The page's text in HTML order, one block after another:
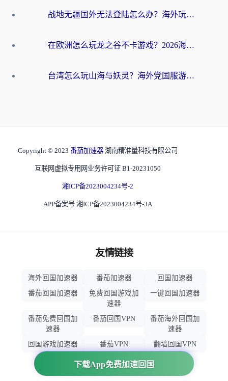
战地无疆国外无法登陆怎么办？海外玩家国服畅玩终极指南（附欧服魔兽EVE加速方案）
在欧洲怎么玩龙之谷不卡游戏？2026海外党国服游戏加速全攻略
台湾怎么玩山海与妖灵？海外党国服游戏加速全攻略，告别延迟卡顿
下载App免费加速回国
Copyright © 2023 番茄加速器 湖南精准量科技有限公司
互联网虚拟专用网业务许可证 B1-20231050
湘ICP备2023004234号-2
APP备案号 湘ICP备2023004234号-3A
友情链接
海外回国加速器 番茄加速器
回国加速器
番茄回国加速器
免费回国游戏加
速器
一键回国加速器
番茄免费回国加
速器
番茄回国VPN
番茄海外回国加
速器
回国游戏加速器
番茄VPN
翻墙回国VPN
归雁加速器
回国VPN推荐